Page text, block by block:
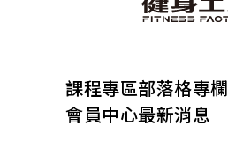
課程專區部落格專欄
會員中心最新消息